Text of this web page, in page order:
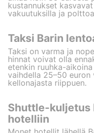
kustannukset
vakuutuksilla ja
Taksi Barin
Taksi on varma ja
hinnat voivat olla
etenkin ruuhka-
vaihdella 25–50
kellonajasta riippuen.
Shuttle-kuljetus
hotelliin